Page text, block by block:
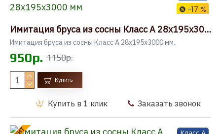
-17 %
Имитация бруса из сосны Класс А 28x195x3000 мм
Имитация бруса из сосны Класс А 28x195x3000 мм..
950р. 1150р.
Купить
Купить в 1 клик Заказать звонок